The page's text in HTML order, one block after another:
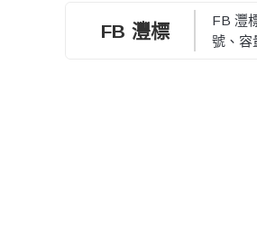
FB 灃標
FB 灃
號、容